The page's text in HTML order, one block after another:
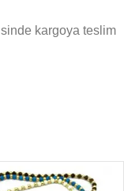
kargoya teslim